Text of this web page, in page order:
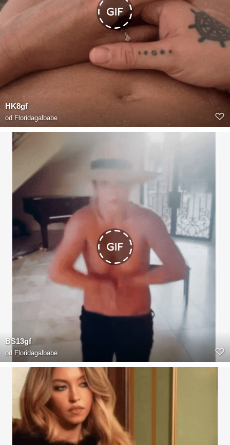
HK8gf
od Floridagalbabe
BS13gf
od Floridagalbabe